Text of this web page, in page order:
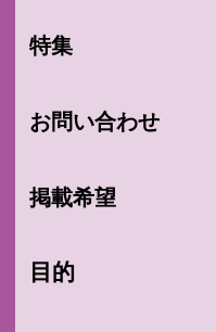
特集
お問い合わせ
掲載希望
目的